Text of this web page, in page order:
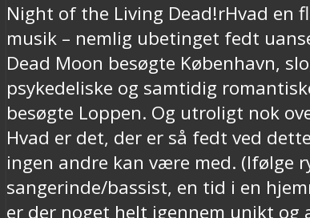
Night of the Living Dead!rHvad en
musik – nemlig ubetinget fedt
Dead Moon besøgte København,
psykedeliske og samtidig
besøgte Loppen. Og utroligt nok
Hvad er det, der er så fedt ved
ingen andre kan være med. (Ifølge
sangerinde/bassist, en tid i en
er der noget helt igennem unikt